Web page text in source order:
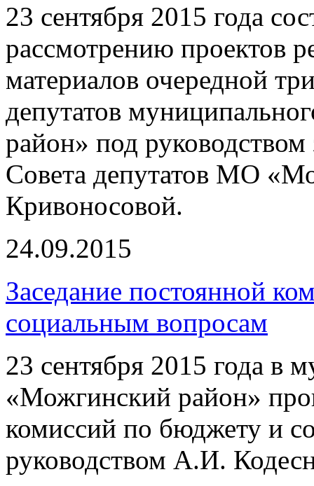
23 сентября 2015 года
рассмотрению проектов
материалов очередной
депутатов
район» под руководством
Совета депутатов МО
Кривоносовой.
24.09.2015
Заседание постоянной
социальным вопросам
23 сентября 2015 года в
«Можгинский район»
комиссий по бюджету и
руководством А.И.